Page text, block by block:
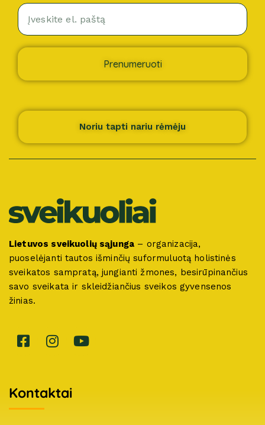
Prenumeruoti
Noriu tapti nariu rėmėju
Lietuvos sveikuolių sąjunga – organizacija,
puoselėjanti tautos išminčių suformuluotą holistinės
sveikatos sampratą, jungianti žmones, besirūpinančius
savo sveikata ir skleidžiančius sveikos gyvensenos
žinias.
Kontaktai